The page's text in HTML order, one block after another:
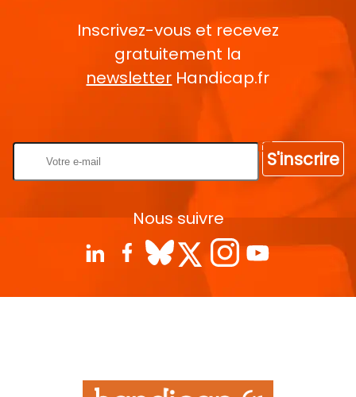
Inscrivez-vous et recevez
gratuitement la
newsletter Handicap.fr
S'inscrire
Nous suivre